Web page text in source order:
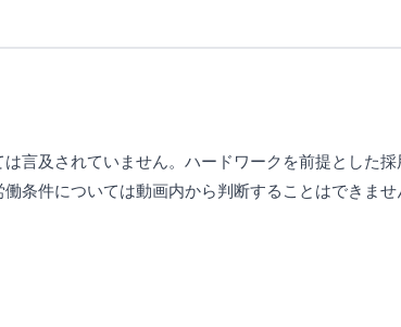
言及されていません。ハードワークを前提とした
条件については動画内から判断することはできま